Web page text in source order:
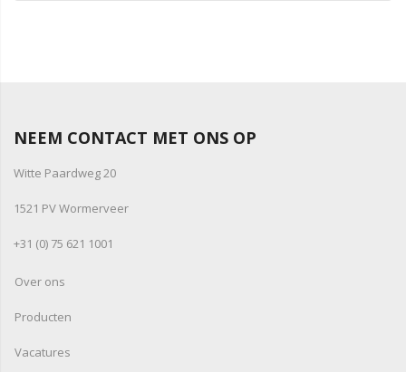
NEEM CONTACT MET ONS OP
Witte Paardweg 20
1521 PV Wormerveer
+31 (0) 75 621 1001
Over ons
Producten
Vacatures